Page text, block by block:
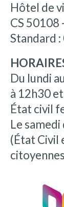
Hôtel de
CS 50108
Standard
Du lundi
à 12h30
État civil
Le samedi
(État Civil